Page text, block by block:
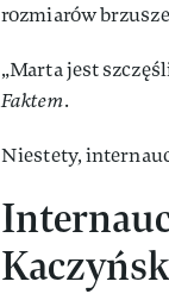
rozmiarów
„Marta jest
Faktem.
Niestety,